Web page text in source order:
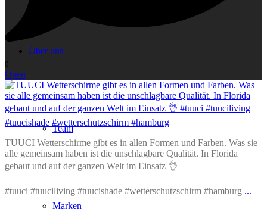
Über uns
Team
Marken
0
Open
TUUCI Wetterschirme gibt es in allen Formen und Farben. Was sie
alle gemeinsam haben ist die unschlagbare Qualität. In Florida
gebaut und auf der ganzen Welt im Einsatz 👌
#tuuci #tuuciliving #tuucishade #wetterschutzschirm #hamburg ...